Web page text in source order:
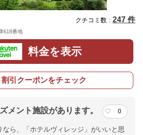
クチコミ数 : 247 件
618番地
料金を表示
割引クーポンをチェック
メント施設があります。 0
なら、「ホテルヴィレッジ」がいいと思